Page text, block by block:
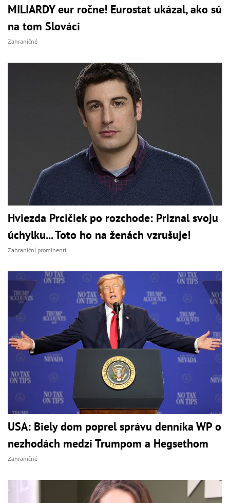
MILIARDY eur ročne! Eurostat ukázal, ako sú
na tom Slováci
Zahraničné
Hviezda Prcičiek po rozchode: Priznal svoju
úchylku... Toto ho na ženách vzrušuje!
Zahraniční prominenti
USA: Biely dom poprel správu denníka WP o
nezhodách medzi Trumpom a Hegsethom
Zahraničné